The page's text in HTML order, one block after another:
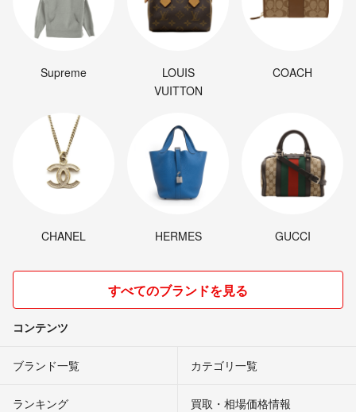
Supreme
LOUIS
VUITTON
COACH
CHANEL HERMES GUCCI
すべてのブランドを見る
コンテンツ
ブランド一覧 カテゴリ一覧
ランキング 買取・相場価格情報